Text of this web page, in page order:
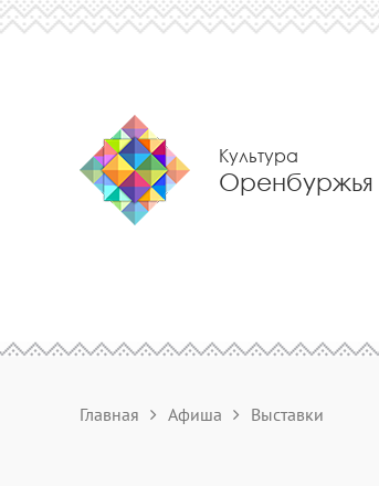
Культура
Оренбуржья
Главная Афиша Выставки